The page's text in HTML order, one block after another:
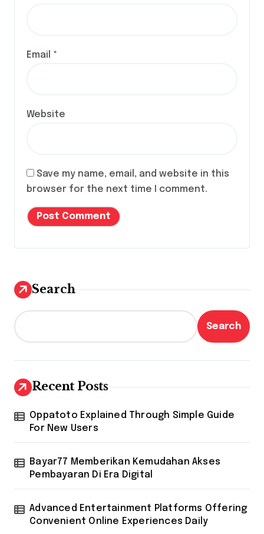
Email *
Website
Save my name, email, and website in this
browser for the next time I comment.
Search
Search
Recent Posts
Oppatoto Explained Through Simple Guide
For New Users
Bayar77 Memberikan Kemudahan Akses
Pembayaran Di Era Digital
Advanced Entertainment Platforms Offering
Convenient Online Experiences Daily